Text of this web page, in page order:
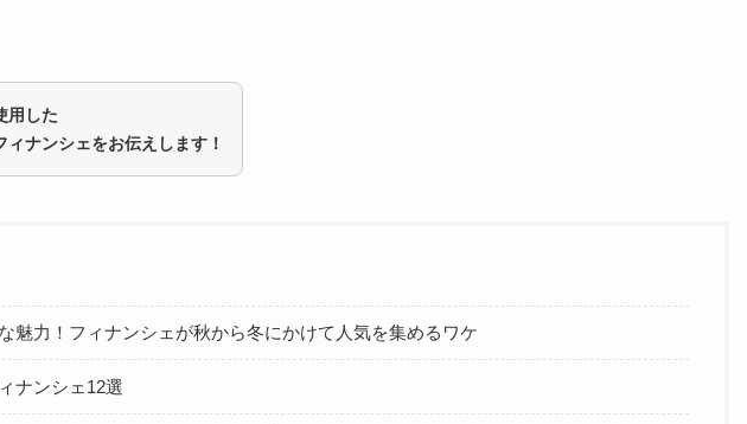
用した
ィナンシェをお伝えします！
魅力！フィナンシェが秋から冬にかけて人気を集めるワケ
ナンシェ12選